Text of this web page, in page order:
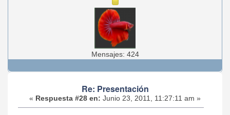
Mensajes: 424
Re: Presentación
« Respuesta #28 en: Junio 23, 2011, 11:27:11 am »